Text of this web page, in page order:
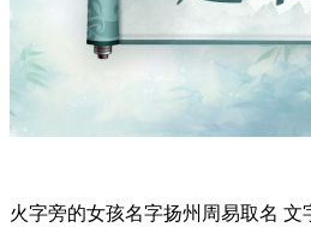
火字旁的女孩名字扬州周易取名 文